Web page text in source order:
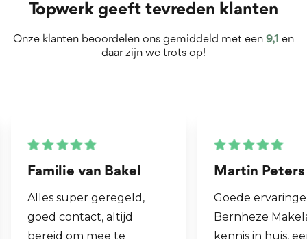
Topwerk geeft tevreden klanten
Onze klanten beoordelen ons gemiddeld met een 9,1 en
daar zijn we trots op!
Martin Peters
Goede ervaringen met
Bernheze Makelaars, veel
kennis in huis, eens onze
Henk van
Fijne makelaar.
al mijn 2e
hen laten